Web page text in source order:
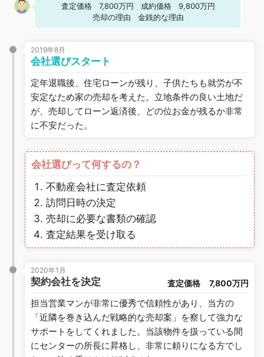
査定価格
7,800万円 成約価格
9,800万円
売却の理由
金銭的な理由
2019年8月
会社選びスタート
定年退職後、住宅ローンが残り、子供たちも就労が不
安定なため家の売却を考えた。立地条件の良い土地だ
が、売却してローン返済後、どの位お金が残るか非常
に不安だった。
会社選びって何するの？
不動産会社に査定依頼
訪問日時の決定
売却に必要な書類の確認
査定結果を受け取る
2020年1月
契約会社を決定 査定価格 7,800万円
担当営業マンが非常に優秀で信頼性があり、当方の
「近隣を巻き込んだ戦略的な売却案」を察して強力な
サポートをしてくれました。当該物件を扱っている間
にセンターの所長に昇格し、非常に頼りになる方でし